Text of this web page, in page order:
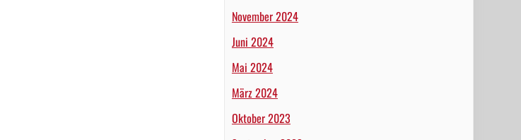
November 2024
Juni 2024
Mai 2024
März 2024
Oktober 2023